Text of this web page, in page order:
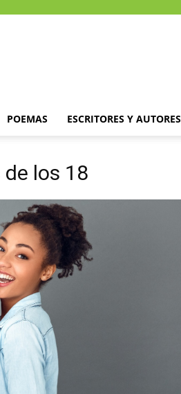
POEMAS ESCRITORES Y AUTORES
los 18